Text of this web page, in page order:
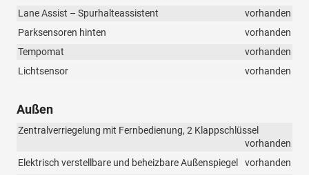
Lane Assist – Spurhalteassistent
vorhanden
Parksensoren hinten
vorhanden
Tempomat
vorhanden
Lichtsensor
vorhanden
Außen
Zentralverriegelung mit Fernbedienung, 2 Klappschlüssel
vorhanden
Elektrisch verstellbare und beheizbare Außenspiegel
vorhanden